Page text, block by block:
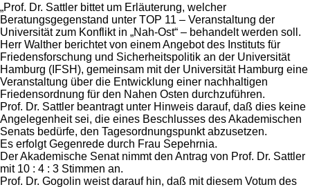
„Prof. Dr. Sattler bittet um Erläuterung, welcher
Beratungsgegenstand unter TOP 11 – Veranstaltung der
Universität zum Konflikt in „Nah-Ost“ – behandelt werden soll.
Herr Walther berichtet von einem Angebot des Instituts für
Friedensforschung und Sicherheitspolitik an der Universität
Hamburg (IFSH), gemeinsam mit der Universität Hamburg eine
Veranstaltung über die Entwicklung einer nachhaltigen
Friedensordnung für den Nahen Osten durchzuführen.
Prof. Dr. Sattler beantragt unter Hinweis darauf, daß dies keine
Angelegenheit sei, die eines Beschlusses des Akademischen
Senats bedürfe, den Tagesordnungspunkt abzusetzen.
Es erfolgt Gegenrede durch Frau Sepehrnia.
Der Akademische Senat nimmt den Antrag von Prof. Dr. Sattler
mit 10 : 4 : 3 Stimmen an.
Prof. Dr. Gogolin weist darauf hin, daß mit diesem Votum des